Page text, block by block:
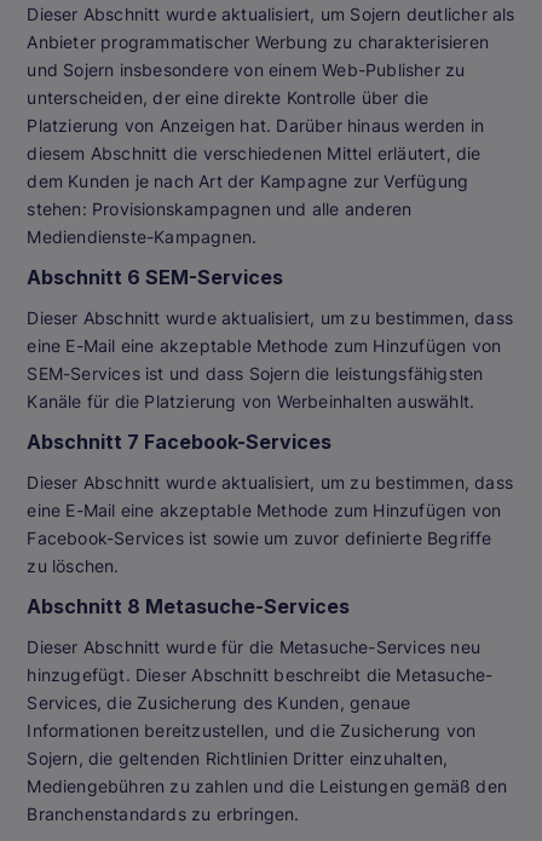
Dieser Abschnitt wurde aktualisiert, um Sojern deutlicher als
Anbieter programmatischer Werbung zu charakterisieren
und Sojern insbesondere von einem Web-Publisher zu
unterscheiden, der eine direkte Kontrolle über die
Platzierung von Anzeigen hat. Darüber hinaus werden in
diesem Abschnitt die verschiedenen Mittel erläutert, die
dem Kunden je nach Art der Kampagne zur Verfügung
stehen: Provisionskampagnen und alle anderen
Mediendienste-Kampagnen.
Abschnitt 6 SEM-Services
Dieser Abschnitt wurde aktualisiert, um zu bestimmen, dass
eine E-Mail eine akzeptable Methode zum Hinzufügen von
SEM-Services ist und dass Sojern die leistungsfähigsten
Kanäle für die Platzierung von Werbeinhalten auswählt.
Abschnitt 7 Facebook-Services
Dieser Abschnitt wurde aktualisiert, um zu bestimmen, dass
eine E-Mail eine akzeptable Methode zum Hinzufügen von
Facebook-Services ist sowie um zuvor definierte Begriffe
zu löschen.
Abschnitt 8 Metasuche-Services
Dieser Abschnitt wurde für die Metasuche-Services neu
hinzugefügt. Dieser Abschnitt beschreibt die Metasuche-
Services, die Zusicherung des Kunden, genaue
Informationen bereitzustellen, und die Zusicherung von
Sojern, die geltenden Richtlinien Dritter einzuhalten,
Mediengebühren zu zahlen und die Leistungen gemäß den
Branchenstandards zu erbringen.